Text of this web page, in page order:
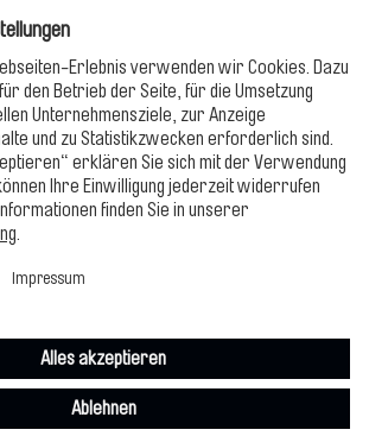
Cookie-Einstellungen